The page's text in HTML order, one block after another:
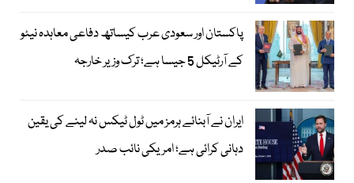
پاکستان اور سعودی عرب کیساتھ دفاعی معاہدہ نیٹو
کے آرٹیکل 5 جیسا ہے؛ ترک وزیر خارجہ
ایران نے آبنائے ہرمز میں ٹول ٹیکس نہ لینے کی یقین
دہانی کرائی ہے؛ امریکی نائب صدر